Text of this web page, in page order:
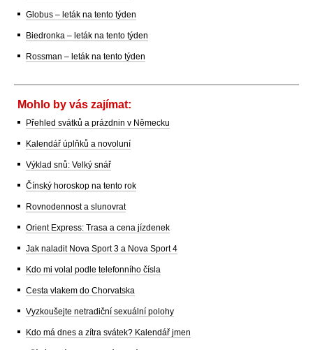
Globus – leták na tento týden
Biedronka – leták na tento týden
Rossman – leták na tento týden
Mohlo by vás zajímat:
Přehled svátků a prázdnin v Německu
Kalendář úplňků a novoluní
Výklad snů: Velký snář
Čínský horoskop na tento rok
Rovnodennost a slunovrat
Orient Express: Trasa a cena jízdenek
Jak naladit Nova Sport 3 a Nova Sport 4
Kdo mi volal podle telefonního čísla
Cesta vlakem do Chorvatska
Vyzkoušejte netradiční sexuální polohy
Kdo má dnes a zítra svátek? Kalendář jmen